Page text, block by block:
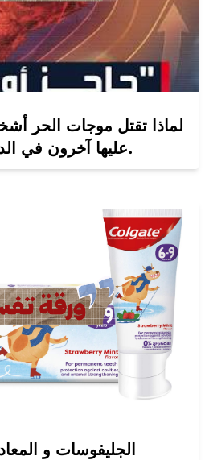
لماذا تقتل موجات الحر
عليها آخرون في الدول العربية مثل مصر.
الجليفوسات و